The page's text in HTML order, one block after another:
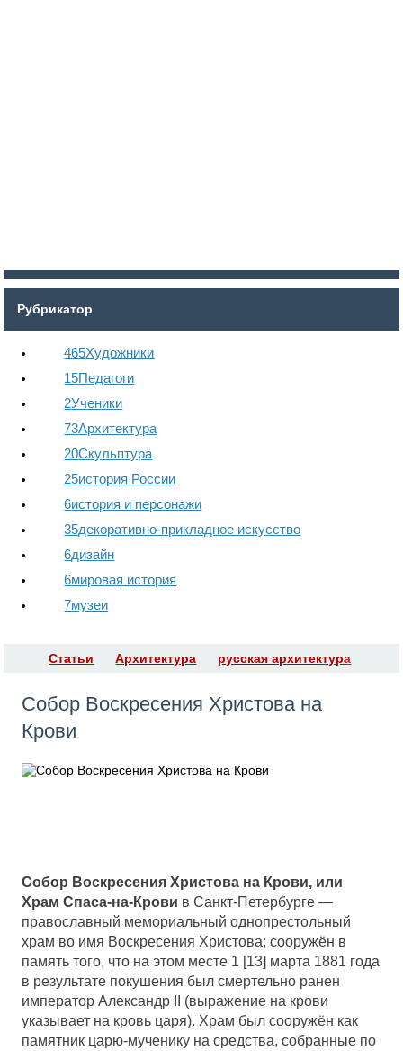
Рубрикатор
465Художники
15Педагоги
2Ученики
73Архитектура
20Скульптура
25история России
6история и персонажи
35декоративно-прикладное искусство
6дизайн
6мировая история
7музеи
Статьи Архитектура русская архитектура
​Собор Воскресения Христова на
Крови
Собор Воскресения Христова на Крови, или
Храм Спаса-на-Крови в Санкт-Петербурге —
православный мемориальный однопрестольный
храм во имя Воскресения Христова; сооружён в
память того, что на этом месте 1 [13] марта 1881 года
в результате покушения был смертельно ранен
император Александр II (выражение на крови
указывает на кровь царя). Храм был сооружён как
памятник царю-мученику на средства, собранные по